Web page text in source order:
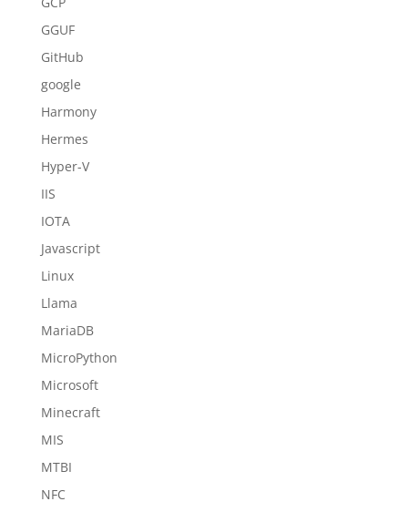
GGUF
GitHub
google
Harmony
Hermes
Hyper-V
IIS
IOTA
Javascript
Linux
Llama
MariaDB
MicroPython
Microsoft
Minecraft
MIS
MTBI
NFC